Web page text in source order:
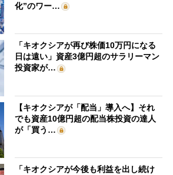
化”のワー…
「キオクシアが再び株価10万円になる
日は遠い」資産3億円超のサラリーマン
投資家が…
【キオクシアが「配当」導入へ】それ
でも資産10億円超の配当株投資の達人
が「買う…
「キオクシアが今後も利益を出し続け